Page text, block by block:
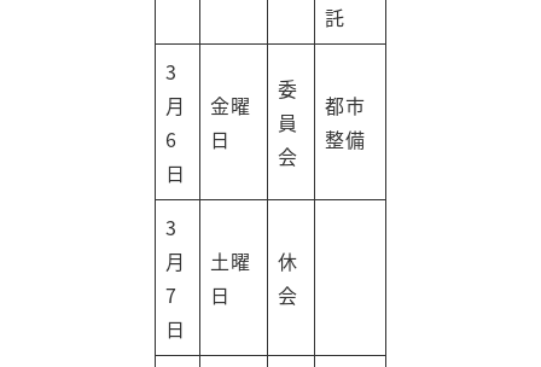
託
3
月
6
日
金曜
日
委
員
会
都市
整備
3
月
7
日
土曜
日
休
会